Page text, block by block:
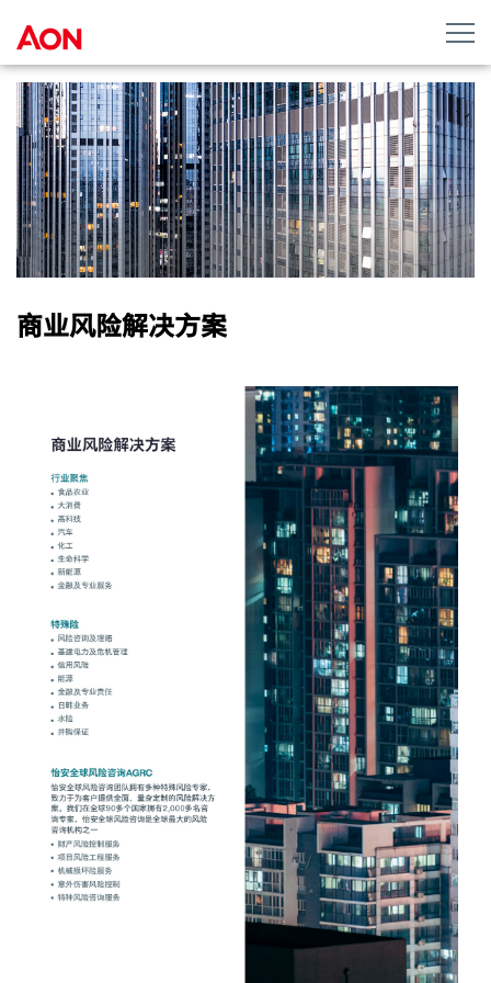
商业风险解决方案